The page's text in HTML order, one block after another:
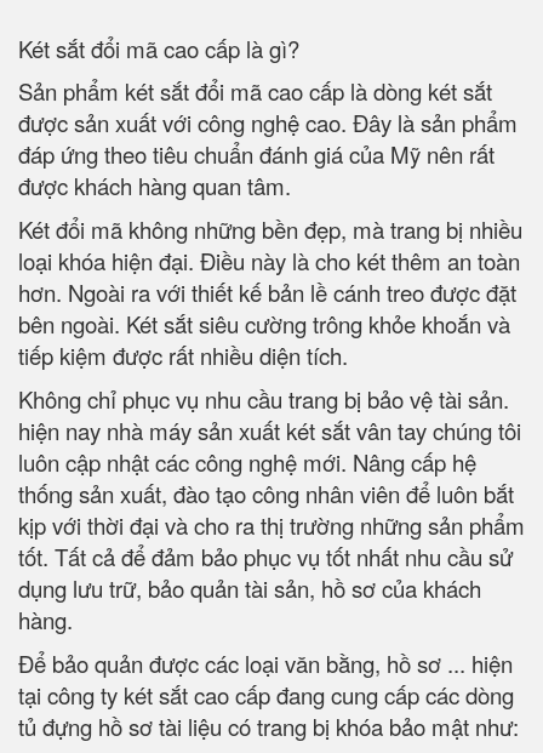
Két sắt đổi mã cao cấp là gì?
Sản phẩm két sắt đổi mã cao cấp là dòng két sắt
được sản xuất với công nghệ cao. Đây là sản phẩm
đáp ứng theo tiêu chuẩn đánh giá của Mỹ nên rất
được khách hàng quan tâm.
Két đổi mã không những bền đẹp, mà trang bị nhiều
loại khóa hiện đại. Điều này là cho két thêm an toàn
hơn. Ngoài ra với thiết kế bản lề cánh treo được đặt
bên ngoài. Két sắt siêu cường trông khỏe khoắn và
tiếp kiệm được rất nhiều diện tích.
Không chỉ phục vụ nhu cầu trang bị bảo vệ tài sản.
hiện nay nhà máy sản xuất két sắt vân tay chúng tôi
luôn cập nhật các công nghệ mới. Nâng cấp hệ
thống sản xuất, đào tạo công nhân viên để luôn bắt
kịp với thời đại và cho ra thị trường những sản phẩm
tốt. Tất cả để đảm bảo phục vụ tốt nhất nhu cầu sử
dụng lưu trữ, bảo quản tài sản, hồ sơ của khách
hàng.
Để bảo quản được các loại văn bằng, hồ sơ ... hiện
tại công ty két sắt cao cấp đang cung cấp các dòng
tủ đựng hồ sơ tài liệu có trang bị khóa bảo mật như: